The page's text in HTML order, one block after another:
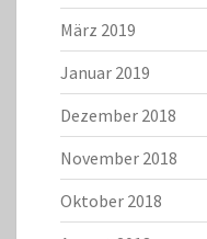
März 2019
Januar 2019
Dezember 2018
November 2018
Oktober 2018